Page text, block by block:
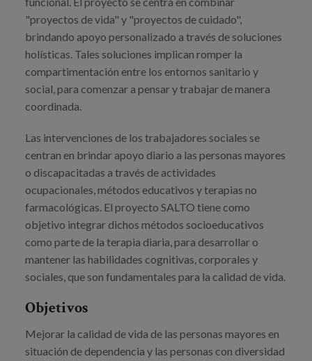
Salaketa-kanala
"proyectos de vida" y "proyectos de cuidado",
brindando apoyo personalizado a través de soluciones
holísticas. Tales soluciones implican romper la
compartimentación entre los entornos sanitario y
social, para comenzar a pensar y trabajar de manera
coordinada.
Las intervenciones de los trabajadores sociales se
centran en brindar apoyo diario a las personas mayores
o discapacitadas a través de actividades
ocupacionales, métodos educativos y terapias no
farmacológicas. El proyecto SALTO tiene como
objetivo integrar dichos métodos socioeducativos
como parte de la terapia diaria, para desarrollar o
mantener las habilidades cognitivas, corporales y
sociales, que son fundamentales para la calidad de vida.
Objetivos
Mejorar la calidad de vida de las personas mayores en
situación de dependencia y las personas con diversidad